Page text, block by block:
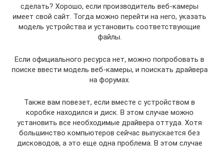
сделать? Хорошо, если производитель веб-камеры
имеет свой сайт. Тогда можно перейти на него, указать
модель устройства и установить соответствующие
файлы.
Если официального ресурса нет, можно попробовать в
поиске ввести модель веб-камеры, и поискать драйвера
на форумах.
Также вам повезет, если вместе с устройством в
коробке находился и диск. В этом случае можно
установить все необходимые драйвера оттуда. Хотя
большинство компьютеров сейчас выпускается без
дисководов, а это еще одна проблема. В этом случае